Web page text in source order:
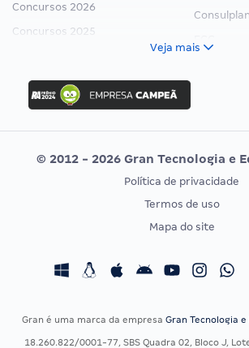
Concursos 2026
Concursos 2025
Concurso Ibama
Concurso MPU
Editais publicados
Consulplan
Vunesp
CONCURSOS POR PROFISSÃO
Concursos Fiscais
EXAME DE
Calendário
Veja mais
© 2012 - 2026 Gran Tecnologia e
Política de privacidade
Termos de uso
Mapa do site
Gran é uma marca da empresa Gran Tecnologia e
18.260.822/0001-77, SBS Quadra 02, Bloco J,